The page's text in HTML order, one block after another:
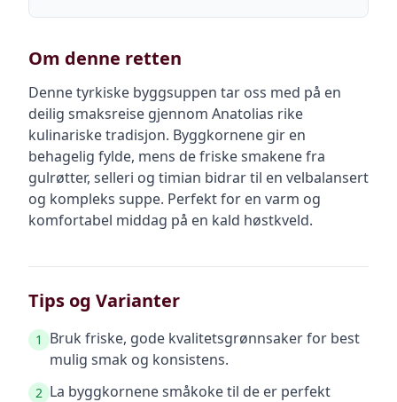
Om denne retten
Denne tyrkiske byggsuppen tar oss med på en
deilig smaksreise gjennom Anatolias rike
kulinariske tradisjon. Byggkornene gir en
behagelig fylde, mens de friske smakene fra
gulrøtter, selleri og timian bidrar til en velbalansert
og kompleks suppe. Perfekt for en varm og
komfortabel middag på en kald høstkveld.
Tips og Varianter
1
Bruk friske, gode kvalitetsgrønnsaker for best
mulig smak og konsistens.
2 La byggkornene småkoke til de er perfekt